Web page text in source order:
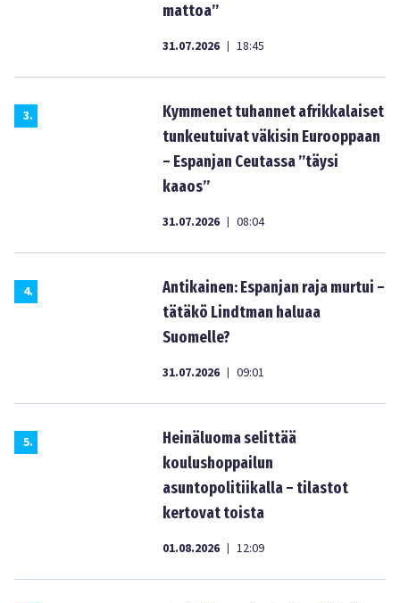
mattoa”
31.07.2026 | 18:45
3.
Kymmenet tuhannet afrikkalaiset
tunkeutuivat väkisin Eurooppaan
– Espanjan Ceutassa ”täysi
kaaos”
31.07.2026 | 08:04
4.
Antikainen: Espanjan raja murtui –
tätäkö Lindtman haluaa
Suomelle?
31.07.2026 | 09:01
5.
Heinäluoma selittää
koulushoppailun
asuntopolitiikalla – tilastot
kertovat toista
01.08.2026 | 12:09